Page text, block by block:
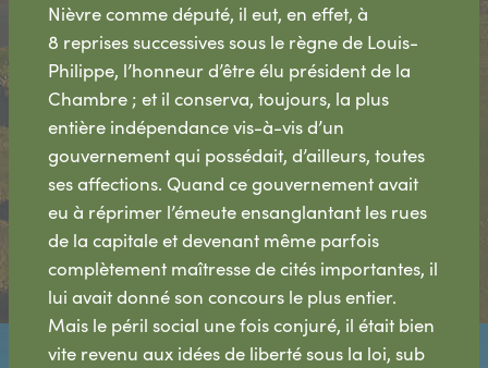
Nièvre comme député, il eut, en effet, à
8 reprises successives sous le règne de Louis-
Philippe, l’honneur d’être élu président de la
Chambre ; et il conserva, toujours, la plus
entière indépendance vis-à-vis d’un
gouvernement qui possédait, d’ailleurs, toutes
ses affections. Quand ce gouvernement avait
eu à réprimer l’émeute ensanglantant les rues
de la capitale et devenant même parfois
complètement maîtresse de cités importantes, il
lui avait donné son concours le plus entier.
Mais le péril social une fois conjuré, il était bien
vite revenu aux idées de liberté sous la loi, sub